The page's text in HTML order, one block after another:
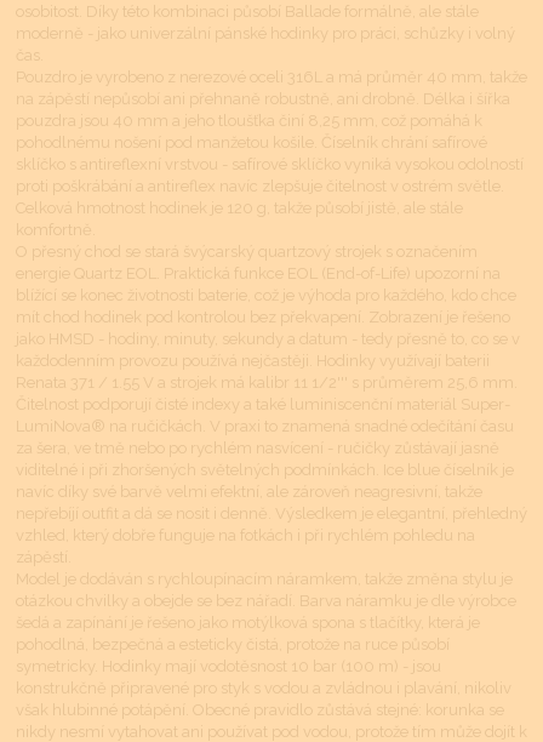
osobitost. Díky této kombinaci působí Ballade formálně, ale stále
moderně - jako univerzální pánské hodinky pro práci, schůzky i volný
Pouzdro je vyrobeno z nerezové oceli 316L a má průměr 40 mm, takže
na zápěstí nepůsobí ani přehnaně robustně, ani drobně. Délka i šířka
pouzdra jsou 40 mm a jeho tloušťka činí 8,25 mm, což pomáhá k
pohodlnému nošení pod manžetou košile. Číselník chrání safírové
sklíčko s antireflexní vrstvou - safírové sklíčko vyniká vysokou odolností
proti poškrábání a antireflex navíc zlepšuje čitelnost v ostrém světle.
Celková hmotnost hodinek je 120 g, takže působí jistě, ale stále
komfortně.
O přesný chod se stará švýcarský quartzový strojek s označením
energie Quartz EOL. Praktická funkce EOL (End-of-Life) upozorní na
blížící se konec životnosti baterie, což je výhoda pro každého, kdo chce
mít chod hodinek pod kontrolou bez překvapení. Zobrazení je řešeno
jako HMSD - hodiny, minuty, sekundy a datum - tedy přesně to, co se v
každodenním provozu používá nejčastěji. Hodinky využívají baterii
Renata 371 / 1.55 V a strojek má kalibr 11 1/2''' s průměrem 25,6 mm.
Čitelnost podporují čisté indexy a také luminiscenční materiál Super-
LumiNova® na ručičkách. V praxi to znamená snadné odečítání času
za šera, ve tmě nebo po rychlém nasvícení - ručičky zůstávají jasně
viditelné i při zhoršených světelných podmínkách. Ice blue číselník je
navíc díky své barvě velmi efektní, ale zároveň neagresivní, takže
nepřebíjí outfit a dá se nosit i denně. Výsledkem je elegantní, přehledný
vzhled, který dobře funguje na fotkách i při rychlém pohledu na
zápěstí.
Model je dodáván s rychloupínacím náramkem, takže změna stylu je
otázkou chvilky a obejde se bez nářadí. Barva náramku je dle výrobce
šedá a zapínání je řešeno jako motýlková spona s tlačítky, která je
pohodlná, bezpečná a esteticky čistá, protože na ruce působí
symetricky. Hodinky mají vodotěsnost 10 bar (100 m) - jsou
konstrukčně připravené pro styk s vodou a zvládnou i plavání, nikoliv
však hlubinné potápění. Obecné pravidlo zůstává stejné: korunka se
nikdy nesmí vytahovat ani používat pod vodou, protože tím může dojít k